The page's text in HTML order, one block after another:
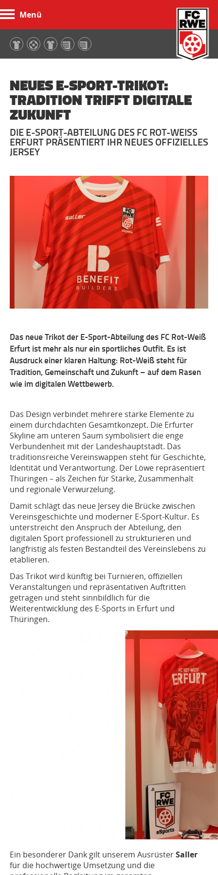
Menü
NEUES E-SPORT-TRIKOT:
TRADITION TRIFFT DIGITALE
ZUKUNFT
DIE E-SPORT-ABTEILUNG DES FC ROT-WEISS E
RFURT PRÄSENTIERT IHR NEUES OFFIZIELLES J
ERSEY
Das neue Trikot der E-Sport-Abteilung des FC Rot-Weiß
Erfurt ist mehr als nur ein sportliches Outfit. Es ist
Ausdruck einer klaren Haltung: Rot-Weiß steht für
Tradition, Gemeinschaft und Zukunft – auf dem Rasen
wie im digitalen Wettbewerb.
Das Design verbindet mehrere starke Elemente zu
einem durchdachten Gesamtkonzept. Die Erfurter
Skyline am unteren Saum symbolisiert die enge
Verbundenheit mit der Landeshauptstadt. Das
traditionsreiche Vereinswappen steht für Geschichte,
Identität und Verantwortung. Der Löwe repräsentiert
Thüringen – als Zeichen für Stärke, Zusammenhalt
und regionale Verwurzelung.
Damit schlägt das neue Jersey die Brücke zwischen
Vereinsgeschichte und moderner E-Sport-Kultur. Es
unterstreicht den Anspruch der Abteilung, den
digitalen Sport professionell zu strukturieren und
langfristig als festen Bestandteil des Vereinslebens zu
etablieren.
Das Trikot wird künftig bei Turnieren, offiziellen
Veranstaltungen und repräsentativen Auftritten
getragen und steht sinnbildlich für die
Weiterentwicklung des E-Sports in Erfurt und
Thüringen.
Ein besonderer Dank gilt unserem AusrüsterSaller
für die hochwertige Umsetzung und die